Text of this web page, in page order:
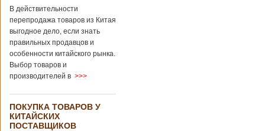
В действительности
перепродажа товаров из Китая
выгодное дело, если знать
правильных продавцов и
особенности китайского рынка.
Выбор товаров и
производителей в >>>
ПОКУПКА ТОВАРОВ У
КИТАЙСКИХ
ПОСТАВЩИКОВ